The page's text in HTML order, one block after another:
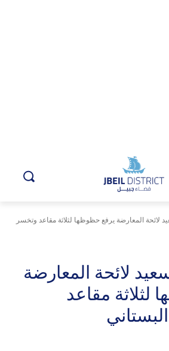
المعارضة يرفع حظوظها لثلاثة مقاعد وتخسر
لائحة المعارضة
لثلاثة مقاعد